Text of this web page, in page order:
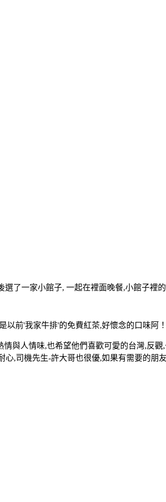
了一家小館子, 一起在裡面晚餐,小館子裡
以前'我家牛排'的免費紅茶,好懷念的口味阿！
與人情味,也希望他們喜歡可愛的台灣,反
心,司機先生-許大哥也很優,如果有需要的朋